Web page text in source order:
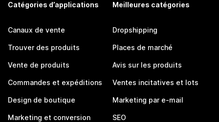
Catégories d’applications
Canaux de vente
Trouver des produits
Vente de produits
Commandes et expéditions
Design de boutique
Marketing et conversion
Meilleures catégories
Dropshipping
Places de marché
Avis sur les produits
Ventes incitatives et lots
Marketing par e-mail
SEO